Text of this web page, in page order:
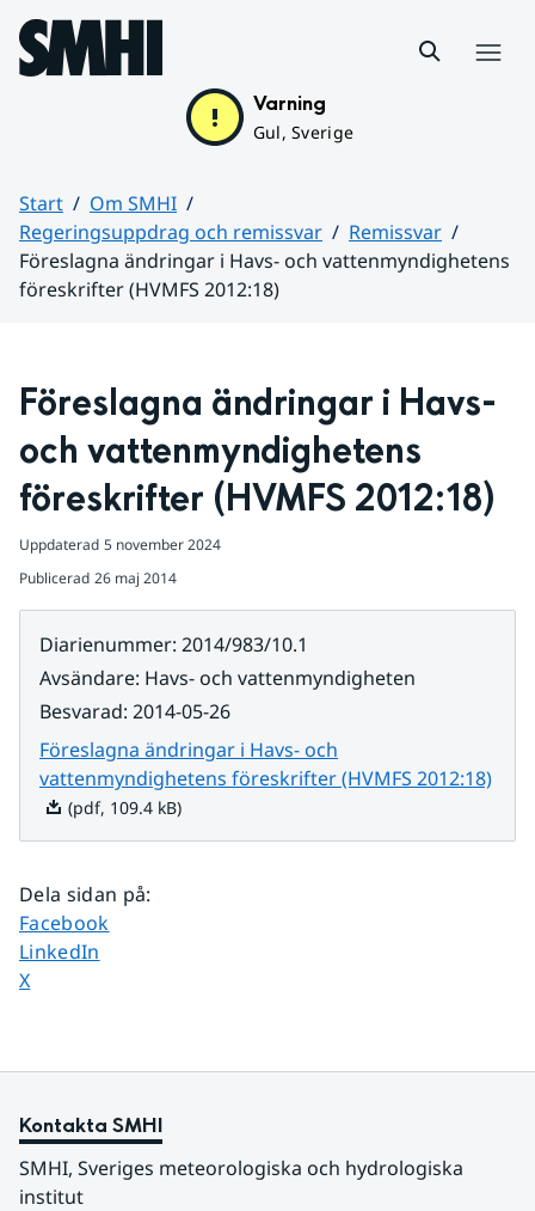
Hoppa till sidans innehåll
Varning
Gul, Sverige
Start
Om SMHI
Regeringsuppdrag och remissvar
Remissvar
Föreslagna ändringar i Havs- och vattenmyndighetens
föreskrifter (HVMFS 2012:18)
Föreslagna ändringar i Havs-
och vattenmyndighetens
föreskrifter (HVMFS 2012:18)
Uppdaterad 5 november 2024
Publicerad 26 maj 2014
Diarienummer: 2014/983/10.1
Avsändare: Havs- och vattenmyndigheten
Besvarad: 2014-05-26
Föreslagna ändringar i Havs- och
vattenmyndighetens föreskrifter (HVMFS 2012:18)Pdf,
(pdf, 109.4 kB)
Dela sidan på:
Dela sidan på
Facebook
Dela sidan på
LinkedIn
Dela sidan på
X
Kontakta SMHI
SMHI, Sveriges meteorologiska och hydrologiska
institut